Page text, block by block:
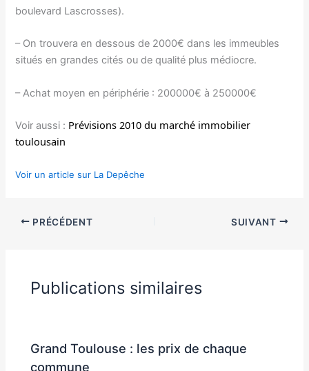
boulevard Lascrosses).
– On trouvera en dessous de 2000€ dans les immeubles
situés en grandes cités ou de qualité plus médiocre.
– Achat moyen en périphérie : 200000€ à 250000€
Voir aussi : Prévisions 2010 du marché immobilier
toulousain
Voir un article sur La Depêche
PRÉCÉDENT SUIVANT
Publications similaires
Grand Toulouse : les prix de chaque
commune